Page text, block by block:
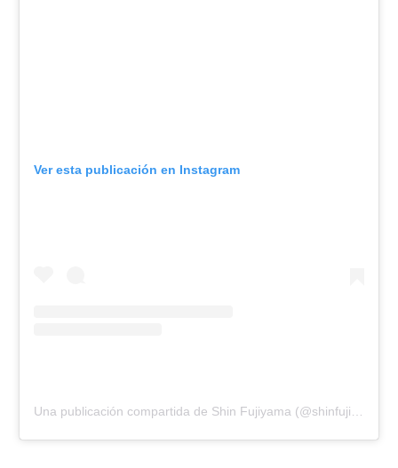
Ver esta publicación en Instagram
Una publicación compartida de Shin Fujiyama (@shinfujiyama)